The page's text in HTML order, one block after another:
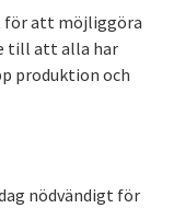
för att möjliggöra
till att alla har
produktion och
nödvändigt för